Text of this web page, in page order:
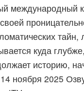
международный
тайн,
куда
историю,
ноября 2025